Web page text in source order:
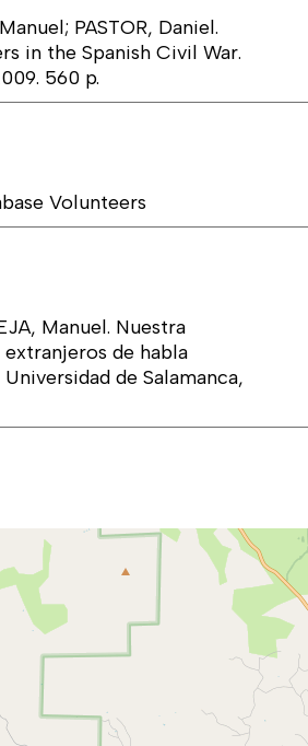
PASTOR, Daniel.
in the Spanish Civil War.
560 p.
Volunteers
Manuel. Nuestra
de habla
de Salamanca,